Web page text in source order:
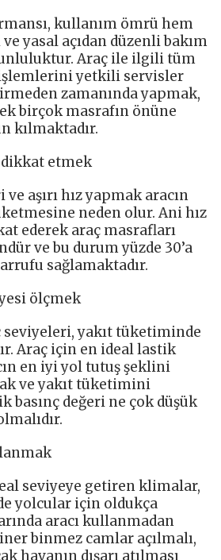
kullanım ömrü hem
yasal açıdan düzenli bakım
Araç ile ilgili tüm
işlemlerini yetkili servisler
zamanında yapmak,
birçok masrafın önüne
kılmaktadır.
etmek
aşırı hız yapmak aracın
neden olur. Ani hız
ederek araç masrafları
ve bu durum yüzde 30’a
sağlamaktadır.
ölçmek
yakıt tüketiminde
Araç için en ideal lastik
en iyi yol tutuş şeklini
ve yakıt tüketimini
basınç değeri ne çok düşük
seviyeye getiren klimalar,
yolcular için oldukça
aracı kullanmadan
binmez camlar açılmalı,
havanın dışarı atılması